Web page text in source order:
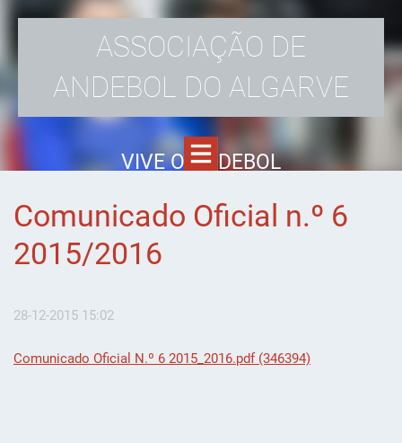
ASSOCIAÇÃO DE
ANDEBOL DO ALGARVE
VIVE O ANDEBOL
Comunicado Oficial n.º 6
2015/2016
28-12-2015 15:02
Comunicado Oficial N.º 6 2015_2016.pdf (346394)